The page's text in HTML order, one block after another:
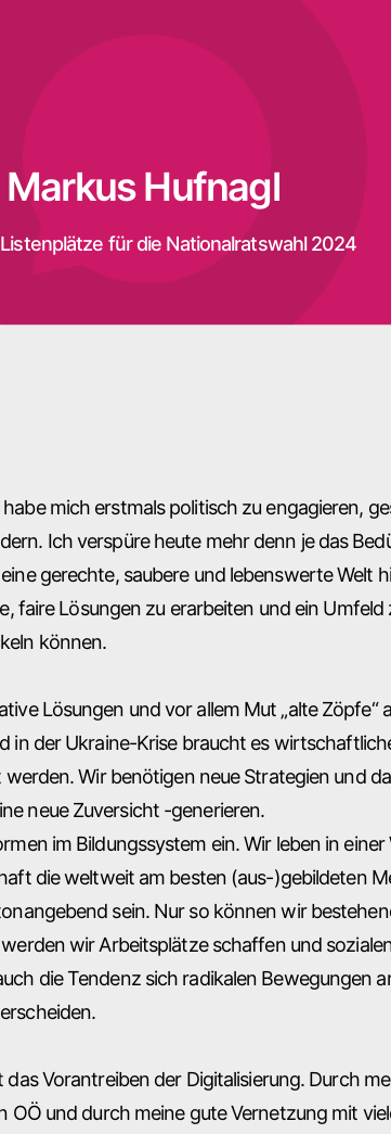
Markus Hufnagl
für die Nationalratswahl 2024
mich erstmals politisch zu engagieren,
Ich verspüre heute mehr denn je das
gerechte, saubere und lebenswerte Welt
faire Lösungen zu erarbeiten und ein
können.
Lösungen und vor allem Mut „alte
in der Ukraine-Krise braucht es
Wir benötigen neue Strategien und
neue Zuversicht -generieren.
im Bildungssystem ein. Wir leben in
die weltweit am besten (aus-)gebildeten
sein. Nur so können wir
wir Arbeitsplätze schaffen und
die Tendenz sich radikalen Bewegungen
das Vorantreiben der Digitalisierung. Durch
OÖ und durch meine gute Vernetzung mit